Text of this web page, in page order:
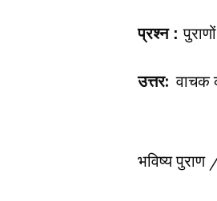
प्रश्न :
उत्तर:
वाचक
भविष्य